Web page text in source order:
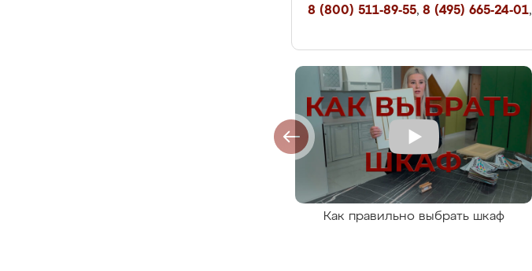
8 (800) 511-89-55, 8 (495) 665-24-01,
Как правильно выбрать шкаф